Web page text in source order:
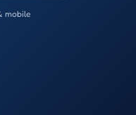
mobile